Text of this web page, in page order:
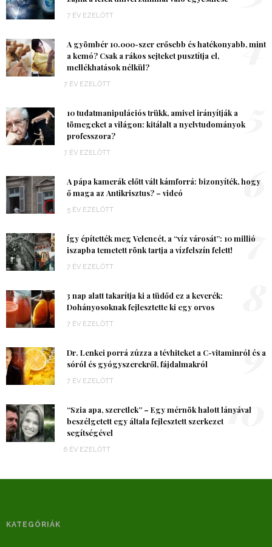
7 ÉV EZELŐTT
A gyömbér 10.000-szer erősebb és hatékonyabb, mint
a kemó? Csak a rákos sejteket pusztítja el,
mellékhatások nélkül?
7 ÉV EZELŐTT
4
10 tudatmanipulációs trükk, amivel irányítják a
tömegeket a világon: kitálalt a nyelvtudományok
professzora?
7 ÉV EZELŐTT
A pápa kamerák előtt vált kámforrá: bizonyíték, hogy
ő maga az Antikrisztus? – videó
5 ÉV EZELŐTT
6
Így építették meg Velencét, a “víz városát”: 10 millió
iszapba temetett rönk tartja a vízfelszín felett!
7 ÉV EZELŐTT
7
3 nap alatt takarítja ki a tüdőd ez a keverék:
Dohányosoknak fejlesztette ki egy orvos
7 ÉV EZELŐTT
Dr. Lenkei porrá zúzza a tévhiteket a C-vitaminról és a
sóról és gyógyszerekről, fájdalmakról
7 ÉV EZELŐTT
9
“Szia apa, szeretlek” – Egy mérnök halott lányával
beszélgetett egy általa fejlesztett szerkezet
segítségével
6 ÉV EZELŐTT
10
KATEGÓRIÁK